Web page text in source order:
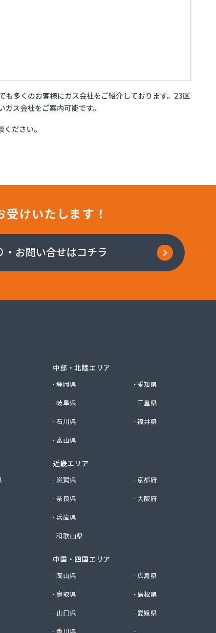
多くのお客様にガス会社をご紹介しております。23区
ス会社をご案内可能です。
ださい。
受けいたします！
・お問い合せはコチラ
中部・北陸エリア
静岡県
愛知県
岐阜県
三重県
石川県
福井県
富山県
近畿エリア
滋賀県
京都府
奈良県
大阪府
兵庫県
和歌山県
中国・四国エリア
岡山県
広島県
鳥取県
島根県
山口県
愛媛県